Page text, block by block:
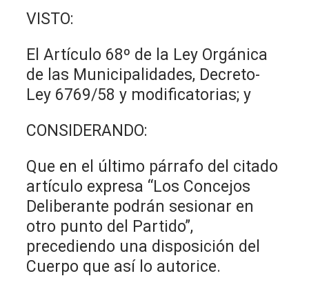
VISTO:
El Artículo 68º de la Ley Orgánica
de las Municipalidades, Decreto-
Ley 6769/58 y modificatorias; y
CONSIDERANDO:
Que en el último párrafo del citado
artículo expresa “Los Concejos
Deliberante podrán sesionar en
otro punto del Partido”,
precediendo una disposición del
Cuerpo que así lo autorice.